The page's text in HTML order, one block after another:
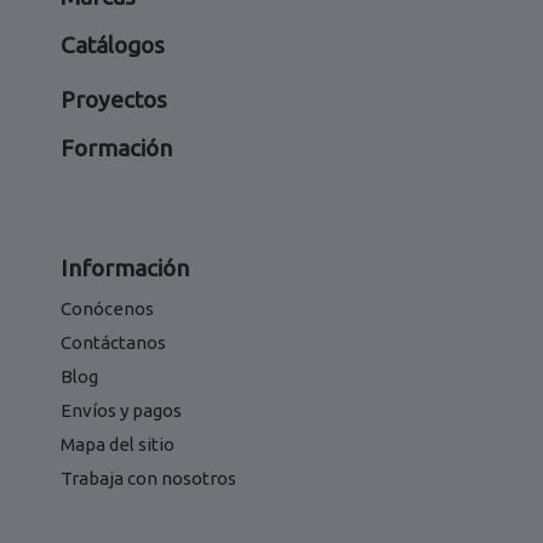
Catálogos
Proyectos
Formación
Información
Conócenos
Contáctanos
Blog
Envíos y pagos
Mapa del sitio
Trabaja con nosotros